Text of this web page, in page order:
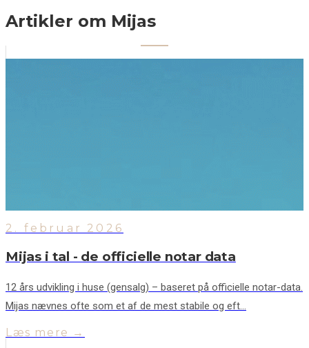
Artikler om Mijas
2. februar 2026
Mijas i tal - de officielle notar data
12 års udvikling i huse (gensalg) – baseret på officielle notar-data.
Mijas nævnes ofte som et af de mest stabile og eft…
Læs mere →